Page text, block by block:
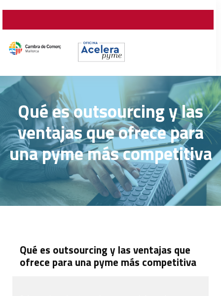
Qué es outsourcing y las
ventajas que ofrece para
una pyme más competitiva
Qué es outsourcing y las ventajas que
ofrece para una pyme más competitiva